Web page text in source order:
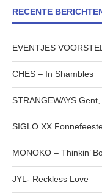
RECENTE
EVENTJES
CHES – In Shambles
STRANGEWAYS
SIGLO XX
MONOKO – Thinkin’
JYL- Reckless Love